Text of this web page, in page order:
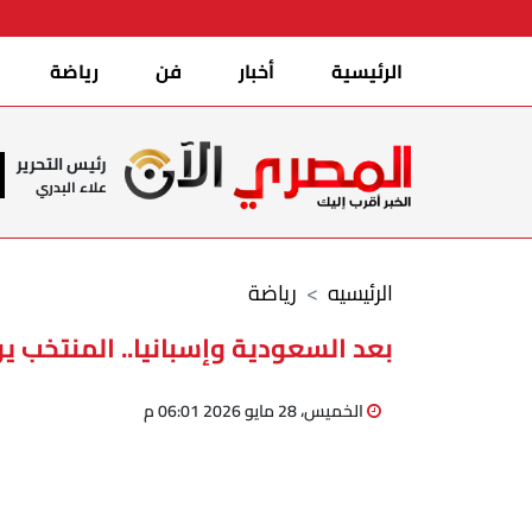
الرئيسية أخبار فن رياضة
رئيس التحرير
علاء البدري
رياضة الرئيسيه
بعد السعودية وإسبانيا.. المنتخب
الخميس، 28 مايو 2026 06:01 م